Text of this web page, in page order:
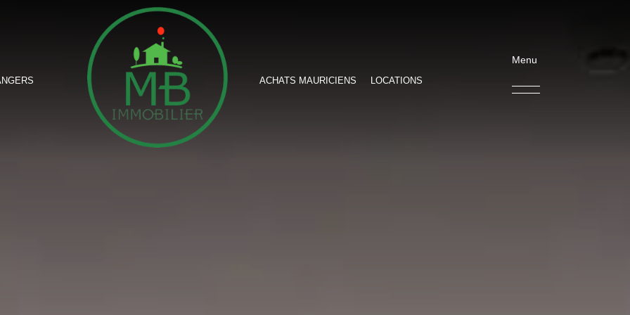
ACHATS MAURICIENS LOCATIONS
Menu